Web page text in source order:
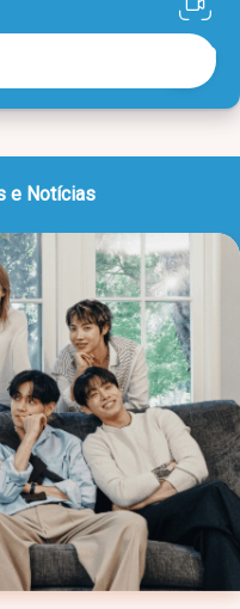
e Notícias